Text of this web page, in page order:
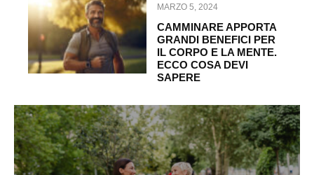
MARZO 5, 2024
CAMMINARE APPORTA
GRANDI BENEFICI PER
IL CORPO E LA MENTE.
ECCO COSA DEVI
SAPERE